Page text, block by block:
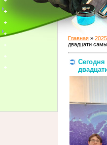
Главная » 2025
двадцати
Сегод​​​​​​​ня